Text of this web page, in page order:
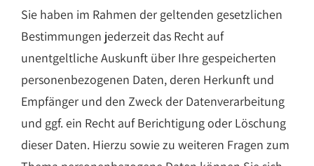
Sie haben im Rahmen der geltenden gesetzlichen
Bestimmungen jederzeit das Recht auf
unentgeltliche Auskunft über Ihre gespeicherten
personenbezogenen Daten, deren Herkunft und
Empfänger und den Zweck der Datenverarbeitung
und ggf. ein Recht auf Berichtigung oder Löschung
dieser Daten. Hierzu sowie zu weiteren Fragen zum